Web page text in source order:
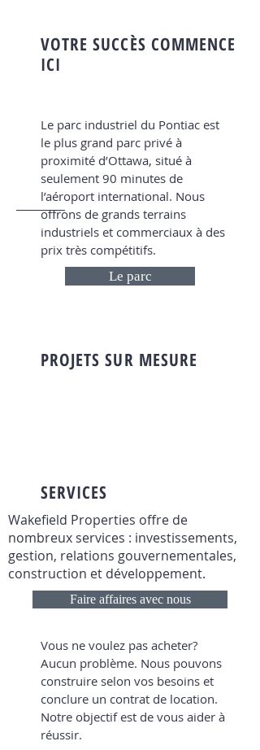
PROJETS SUR MESURE
SERVICES
VOTRE SUCCÈS COMMENCE
ICI
Le parc industriel du Pontiac est
le plus grand parc privé à
proximité d’Ottawa, situé à
seulement 90 minutes de
l’aéroport international. Nous
offrons de grands terrains
industriels et commerciaux à des
prix très compétitifs.
Vous ne voulez pas acheter?
Aucun problème. Nous pouvons
construire selon vos besoins et
conclure un contrat de location.
Notre objectif est de vous aider à
réussir.
Wakefield Properties offre de
nombreux services : investissements,
gestion, relations gouvernementales,
construction et développement.
Faire affaires avec nous
Le parc